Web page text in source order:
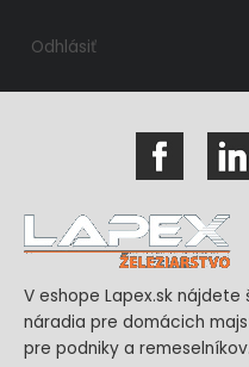
Odhlásiť
V eshope Lapex.sk
náradia pre domácich
pre podniky a remeselníkov.